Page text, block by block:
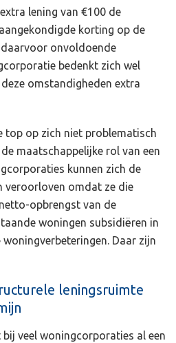
lening van €100 de
korting op de
onvoldoende
bedenkt zich wel
omstandigheden extra
top op zich niet problematisch
maatschappelijke rol van een
kunnen zich de
veroorloven omdat ze die
opbrengst van de
woningen subsidiëren in
Daar zijn
leningsruimte
veel woningcorporaties al een